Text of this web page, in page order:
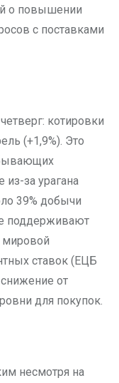
о повышении
с поставками
котировки
(+1,9%). Это
за урагана
39% добычи
поддерживают
мировой
ставок (ЕЦБ
от
для покупок.
несмотря на